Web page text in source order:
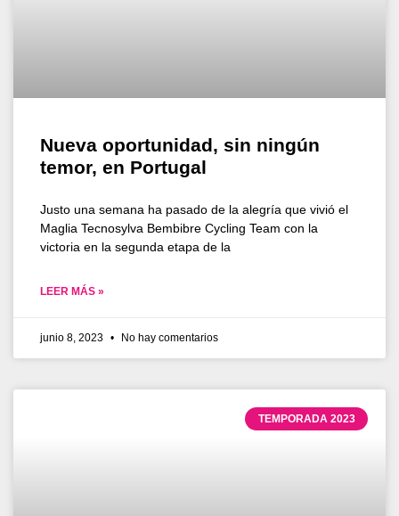
Nueva oportunidad, sin ningún
temor, en Portugal
Justo una semana ha pasado de la alegría que vivió el
Maglia Tecnosylva Bembibre Cycling Team con la
victoria en la segunda etapa de la
LEER MÁS »
junio 8, 2023 No hay comentarios
TEMPORADA 2023